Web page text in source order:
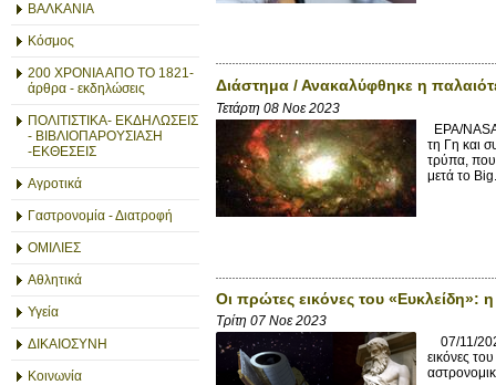
ΒΑΛΚΑΝΙΑ
Κόσμος
200 ΧΡΟΝΙΑ ΑΠΟ ΤΟ 1821-
άρθρα - εκδηλώσεις
ΠΟΛΙΤΙΣΤΙΚΑ- ΕΚΔΗΛΩΣΕΙΣ
- ΒΙΒΛΙΟΠΑΡΟΥΣΙΑΣΗ
-ΕΚΘΕΣΕΙΣ
Αγροτικά
Γαστρονομία - Διατροφή
ΟΜΙΛΙΕΣ
Αθλητικά
Υγεία
ΔΙΚΑΙΟΣΥΝΗ
Κοινωνία
Διάστημα / Ανακαλύφθηκε η
Τετάρτη 08 Νοε 2023
EPA/
τη Γη και
τρύπα, που
μετά το
Οι πρώτες εικόνες του «Ευκλείδη»:
Τρίτη 07 Νοε 2023
07/11/
εικόνες